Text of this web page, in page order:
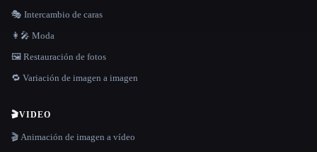
🎭 Intercambio de caras
👩‍🎤 Moda
🖼️ Restauración de fotos
🔁 Variación de imagen a imagen
🎬VIDEO
🎬 Animación de imagen a vídeo